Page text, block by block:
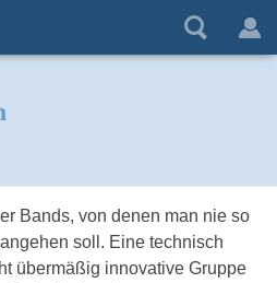
Bands, von denen man nie so
soll. Eine technisch
übermäßig innovative Gruppe